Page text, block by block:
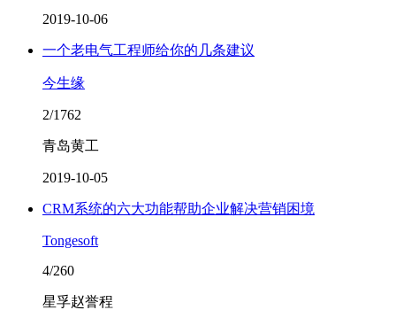
2019-10-06
一个老电气工程师给你的几条建议
今生缘
2/1762
青岛黄工
2019-10-05
CRM系统的六大功能帮助企业解决营销困境
Tongesoft
4/260
星孚赵誉程